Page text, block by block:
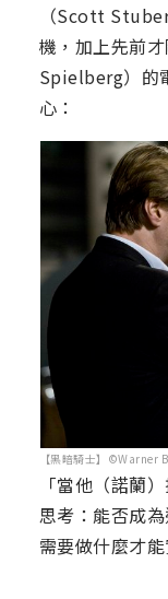
（Scott
機，加上先前
Spielberg）的
心：
【黑暗騎士】©Warner
「當他（諾蘭
思考：能否成
需要做什麼才能